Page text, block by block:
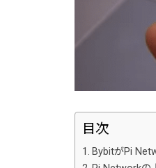
目次
BybitがPi